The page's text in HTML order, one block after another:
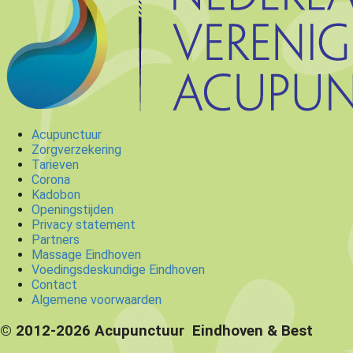
Acupunctuur
Zorgverzekering
Tarieven
Corona
Kadobon
Openingstijden
Privacy statement
Partners
Massage Eindhoven
Voedingsdeskundige Eindhoven
Contact
Algemene voorwaarden
© 2012-2026 Acupunctuur Eindhoven & Best